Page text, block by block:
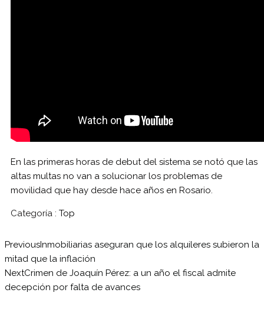
En las primeras horas de debut del sistema se notó que las
altas multas no van a solucionar los problemas de
movilidad que hay desde hace años en Rosario.
Categoría : Top
PreviousInmobiliarias aseguran que los alquileres subieron la
mitad que la inflación
NextCrimen de Joaquín Pérez: a un año el fiscal admite
decepción por falta de avances